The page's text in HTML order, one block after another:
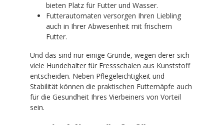
bieten Platz für Futter und Wasser.
Futterautomaten versorgen Ihren Liebling
auch in Ihrer Abwesenheit mit frischem
Futter.
Und das sind nur einige Gründe, wegen derer sich
viele Hundehalter für Fressschalen aus Kunststoff
entscheiden. Neben Pflegeleichtigkeit und
Stabilität können die praktischen Futternäpfe auch
für die Gesundheit Ihres Vierbeiners von Vorteil
sein.